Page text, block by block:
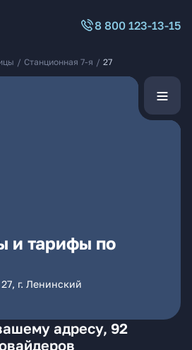
8 800 123-13-15
/ Станционная 7-я / 27
и тарифы по
г. Ленинский
адресу, 92